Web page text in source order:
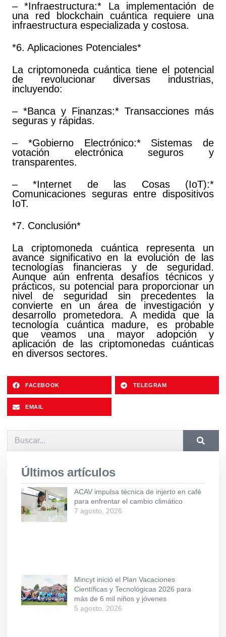
– *Infraestructura:* La implementación de
una red blockchain cuántica requiere una
infraestructura especializada y costosa.
*6. Aplicaciones Potenciales*
La criptomoneda cuántica tiene el potencial
de revolucionar diversas industrias,
incluyendo:
– *Banca y Finanzas:* Transacciones más
seguras y rápidas.
– *Gobierno Electrónico:* Sistemas de
votación electrónica seguros y
transparentes.
– *Internet de las Cosas (IoT):*
Comunicaciones seguras entre dispositivos
IoT.
*7. Conclusión*
La criptomoneda cuántica representa un
avance significativo en la evolución de las
tecnologías financieras y de seguridad.
Aunque aún enfrenta desafíos técnicos y
prácticos, su potencial para proporcionar un
nivel de seguridad sin precedentes la
convierte en un área de investigación y
desarrollo prometedora. A medida que la
tecnología cuántica madure, es probable
que veamos una mayor adopción y
aplicación de las criptomonedas cuánticas
en diversos sectores.
FACEBOOK TELEGRAM
EMAIL
Últimos artículos
ACAV impulsa técnica de injerto en café
para enfrentar el cambio climático
7 agosto, 2026
Mincyt inició el Plan Vacaciones
Científicas y Tecnológicas 2026 para
más de 6 mil niños y jóvenes
5 agosto, 2026